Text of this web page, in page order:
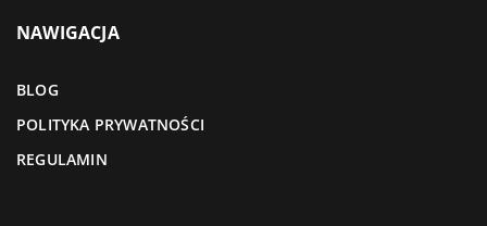
NAWIGACJA
BLOG
POLITYKA PRYWATNOŚCI
REGULAMIN